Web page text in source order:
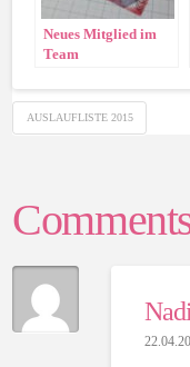
Neues Mitglied im
Team
AUSLAUFLISTE 2015